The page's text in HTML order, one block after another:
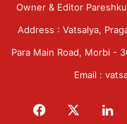
Owner & Editor
Address : Vatsalya,
Para Main Road, Morbi -
Email :
Facebook